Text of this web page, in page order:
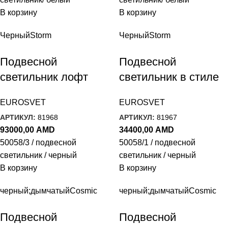
В корзину
В корзину
ЧерныйStorm
Подвесной
светильник лофт
EUROSVET
АРТИКУЛ: 81968
93000,00 AMD
50058/3 / подвесной
светильник / черный
В корзину
ЧерныйStorm
Подвесной
светильник в стиле
черный
EUROSVET
АРТИКУЛ: 81967
34400,00 AMD
50058/1 / подвесной
светильник / черный
В корзину
черный;дымчатыйCosmic
Подвесной
черный;дымчатыйCosmic
Подвесной